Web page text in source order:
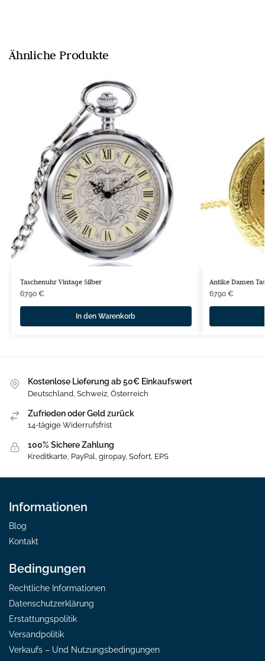
Ähnliche Produkte
Taschenuhr Vintage Silber
67.90 €
In den Warenkorb
Antike Damen
67.90 €
Kostenlose Lieferung ab 50€ Einkaufswert
Deutschland, Schweiz, Österreich
Zufrieden oder Geld zurück
14-tägige Widerrufsfrist
100% Sichere Zahlung
Kreditkarte, PayPal, giropay, Sofort, EPS
Informationen
Blog
Kontakt
Bedingungen
Rechtliche Informationen
Datenschutzerklärung
Erstattungspolitik
Versandpolitik
Verkaufs – Und Nutzungsbedingungen